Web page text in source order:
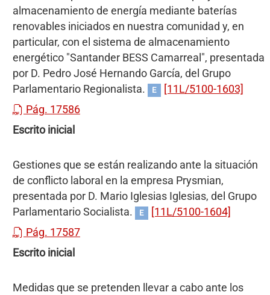
almacenamiento de energía mediante baterías
renovables iniciados en nuestra comunidad y, en
particular, con el sistema de almacenamiento
energético "Santander BESS Camarreal", presentada
por D. Pedro José Hernando García, del Grupo
Parlamentario Regionalista.
E
[11L/5100-1603]
Pág. 17586
Escrito inicial
Gestiones que se están realizando ante la situación
de conflicto laboral en la empresa Prysmian,
presentada por D. Mario Iglesias Iglesias, del Grupo
Parlamentario Socialista.
E
[11L/5100-1604]
Pág. 17587
Escrito inicial
Medidas que se pretenden llevar a cabo ante los